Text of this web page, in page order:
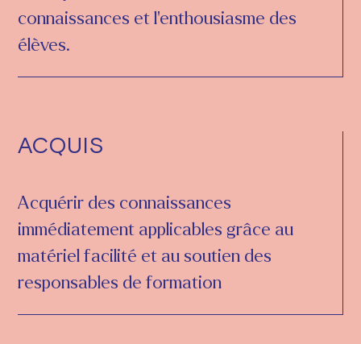
connaissances et l'enthousiasme des
élèves.
ACQUIS
Acquérir des connaissances
immédiatement applicables grâce au
matériel facilité et au soutien des
responsables de formation